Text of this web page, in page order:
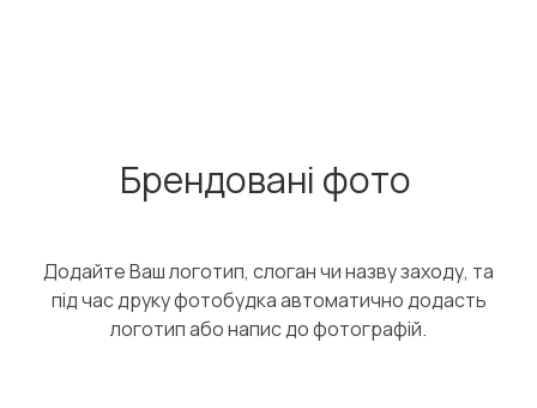
Брендовані фото
Додайте Ваш логотип, слоган чи назву заходу, та
під час друку фотобудка автоматично додасть
логотип або напис до фотографій.